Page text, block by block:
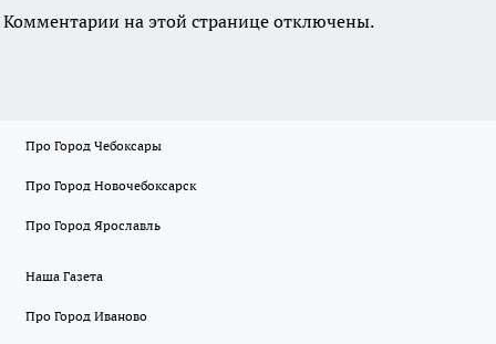
Комментарии на этой странице отключены.
Про Город Чебоксары
Про Город Новочебоксарск
Про Город Ярославль
Наша Газета
Про Город Иваново